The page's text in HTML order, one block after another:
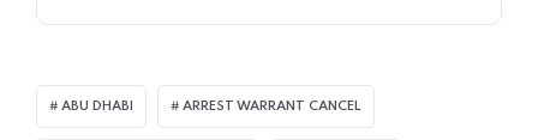
ABU DHABI ARREST WARRANT CANCEL